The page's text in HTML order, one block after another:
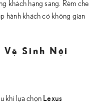
khách hạng sang. Rèm che
hành khách có không gian
Vệ Sinh Nội
khi lựa chọn Lexus